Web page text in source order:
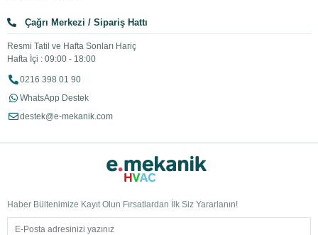
Çağrı Merkezi / Sipariş Hattı
Resmi Tatil ve Hafta Sonları Hariç
Hafta İçi : 09:00 - 18:00
0216 398 01 90
WhatsApp Destek
destek@e-mekanik.com
Haber Bültenimize Kayıt Olun Fırsatlardan İlk Siz Yararlanın!